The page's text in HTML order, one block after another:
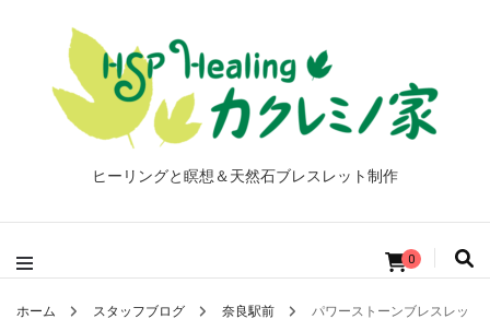
ヒーリングと瞑想＆天然石ブレスレット制作
0
ホーム スタッフブログ 奈良駅前
パワーストーンブレスレッ